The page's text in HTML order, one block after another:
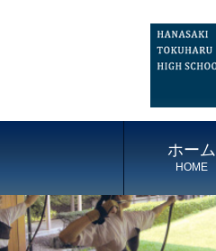
ホーム
HOME